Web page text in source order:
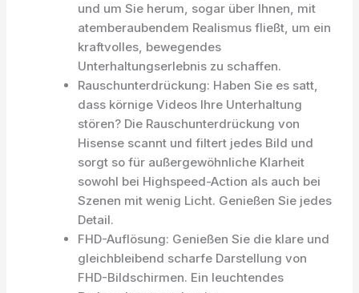
und um Sie herum, sogar über Ihnen, mit
atemberaubendem Realismus fließt, um ein
kraftvolles, bewegendes
Unterhaltungserlebnis zu schaffen.
Rauschunterdrückung: Haben Sie es satt,
dass körnige Videos Ihre Unterhaltung
stören? Die Rauschunterdrückung von
Hisense scannt und filtert jedes Bild und
sorgt so für außergewöhnliche Klarheit
sowohl bei Highspeed-Action als auch bei
Szenen mit wenig Licht. Genießen Sie jedes
Detail.
FHD-Auflösung: Genießen Sie die klare und
gleichbleibend scharfe Darstellung von
FHD-Bildschirmen. Ein leuchtendes